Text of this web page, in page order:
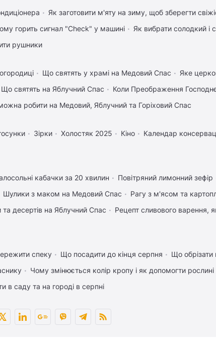
Як заготовити м'яту на зиму, щоб зберегти
горить сигнал "Check" у машині
Як вибрати солодкий і
рушники
Що святять у храмі на Медовий Спас
Яке
Що святять на Яблучний Спас
Коли Преображення
робити на Медовий, Яблучний та Горіховий Спас
Зірки Холостяк 2025 Кіно Календар
кабачки за 20 хвилин
Повітряний лимонний зефір
Шулики з маком на Медовий Спас
Рагу з м'ясом та
та десертів на Яблучний Спас
Рецепт сливового варення,
спеку Що посадити до кінця серпня
Що обрізати
Чому змінюється колір кропу і як допомогти рослині
в саду та на городі в серпні